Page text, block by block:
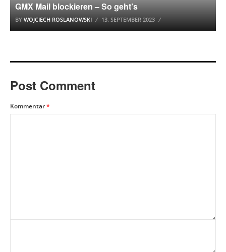
GMX Mail blockieren – So geht’s
BY WOJCIECH ROSLANOWSKI 13. SEPTEMBER 2023
Post Comment
Kommentar*